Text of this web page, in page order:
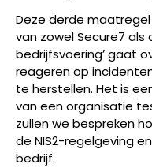
Deze derde
van zowel Secure7 als
bedrijfsvoering’ gaat
reageren op
te herstellen. Het is
van een organisatie
zullen we bespreken
de NIS2-regelgeving
bedrijf.